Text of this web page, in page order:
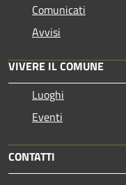
Comunicati
Avvisi
VIVERE IL COMUNE
Luoghi
Eventi
CONTATTI